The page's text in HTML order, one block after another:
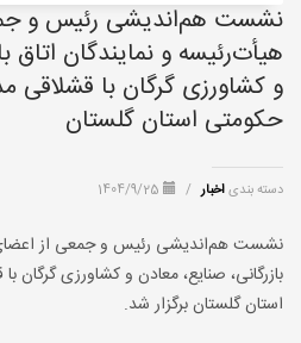
نشست هم‌اندیشی رئیس و
هیأت‌رئیسه و نمایندگان اتاق
و کشاورزی گرگان با قشلاقی
حکومتی استان گلستان
دسته بندیاخبار /
نشست هم‌اندیشی رئیس و جمعی از اعضای
بازرگانی، صنایع، معادن و کشاورزی گرگان
استان گلستان برگزار شد.